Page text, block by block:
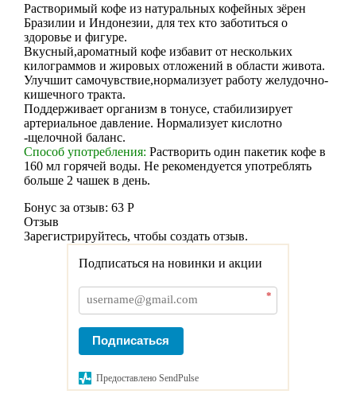
Растворимый кофе из натуральных кофейных зёрен
Бразилии и Индонезии, для тех кто заботиться о
здоровье и фигуре.
Вкусный,ароматный кофе избавит от нескольких
килограммов и жировых отложений в области живота.
Улучшит самочувствие,нормализует работу желудочно-
кишечного тракта.
Поддерживает организм в тонусе, стабилизирует
артериальное давление. Нормализует кислотно
-щелочной баланс.
Способ употребления: Растворить один пакетик кофе в
160 мл горячей воды. Не рекомендуется употреблять
больше 2 чашек в день.
Бонус за отзыв: 63 Р
Отзыв
Зарегистрируйтесь, чтобы создать отзыв.
Подписаться на новинки и акции
*
Подписаться
Предоставлено SendPulse